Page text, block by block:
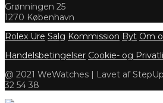
Grønningen 25
1270 København
Rolex Ure Salg Kommission Byt Om
Handelsbetingelser Cookie- og
@ 2021 WeWatches | Lavet af
32 54 38